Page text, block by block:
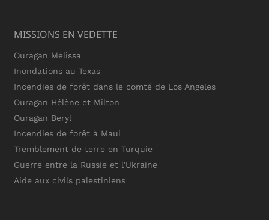
MISSIONS EN VEDETTE
Ouragan Melissa
Inondations au Texas
Incendies de forêt dans le comté de Los Angeles
Ouragan Hélène et Milton
Ouragan Beryl
Incendies de forêt à Maui
Tremblement de terre en Turquie
Guerre entre la Russie et l'Ukraine
Aide aux civils palestiniens